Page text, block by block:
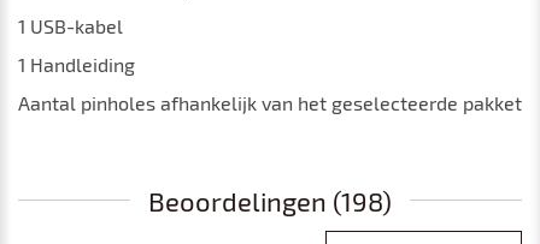
1 USB-kabel
1 Handleiding
Aantal pinholes afhankelijk van het geselecteerde pakket
Beoordelingen (198)